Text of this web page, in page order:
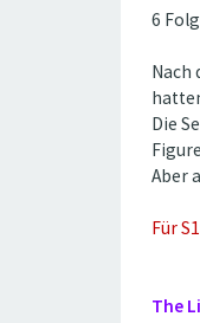
6
Nach
Die
Aber
Für
The